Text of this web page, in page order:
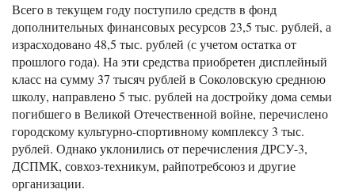
Всего в текущем году поступило средств в фонд
дополнительных финансовых ресурсов 23,5 тыс. рублей, а
израсходовано 48,5 тыс. рублей (с учетом остатка от
прошлого года). На эти средства приобретен дисплейный
класс на сумму 37 тысяч рублей в Соколовскую среднюю
школу, направлено 5 тыс. рублей на достройку дома семьи
погибшего в Великой Отечественной войне, перечислено
городскому культурно-спортивному комплексу 3 тыс.
рублей. Однако уклонились от перечисления ДРСУ-3,
ДСПМК, совхоз-техникум, райпотребсоюз и другие
организации.